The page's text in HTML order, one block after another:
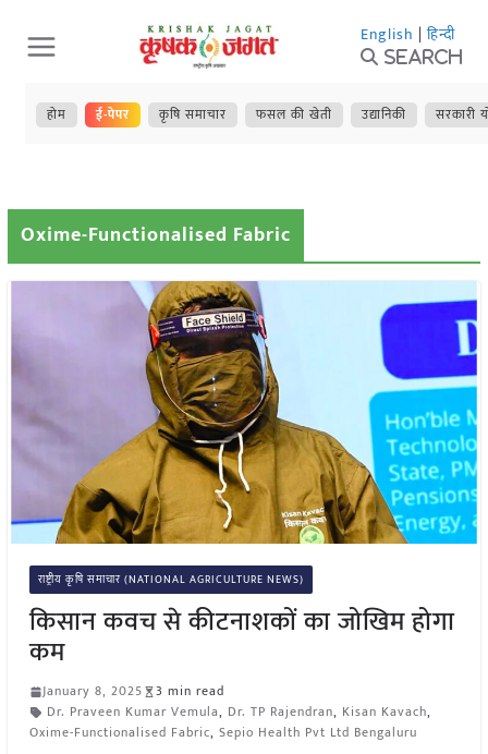
Skip
to
content
English | हिन्दी
Search
होम ई-पेपर कृषि समाचार फसल की खेती उद्यानिकी सरकारी
Oxime-Functionalised Fabric
राष्ट्रीय कृषि समाचार (NATIONAL AGRICULTURE NEWS)
किसान कवच से कीटनाशकों का जोखिम होगा
कम
January 8, 2025
3 min read
Dr. Praveen Kumar Vemula, Dr. TP Rajendran, Kisan Kavach,
Oxime-Functionalised Fabric, Sepio Health Pvt Ltd Bengaluru